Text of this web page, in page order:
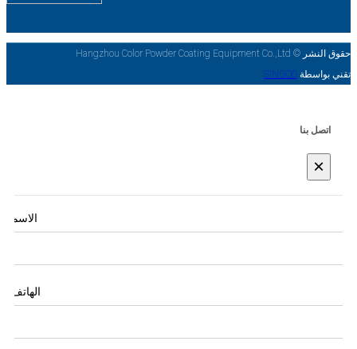
حقوق النشر © Hangzhou Color Powder Coating Equipment Co.,Ltd
تقني بواسطة SINGOO
اتصل بنا
×
الاسم
الهاتف